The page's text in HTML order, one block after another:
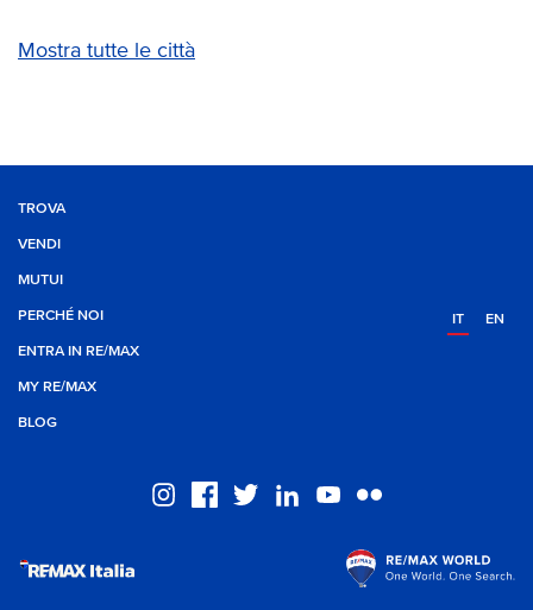
Mostra tutte le città
TROVA
VENDI
MUTUI
PERCHÉ NOI
ENTRA IN RE/MAX
MY RE/MAX
BLOG
IT EN